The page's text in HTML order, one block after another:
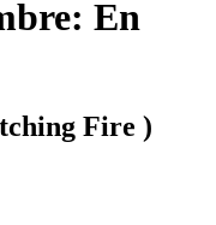
En
Fire )